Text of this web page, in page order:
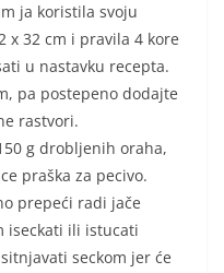
ja koristila svoju
32 cm i pravila 4 kore
u nastavku recepta.
pa postepeno dodajte
rastvori.
g drobljenih oraha,
praška za pecivo.
prepeći radi jače
iseckati ili istucati
seckom jer će